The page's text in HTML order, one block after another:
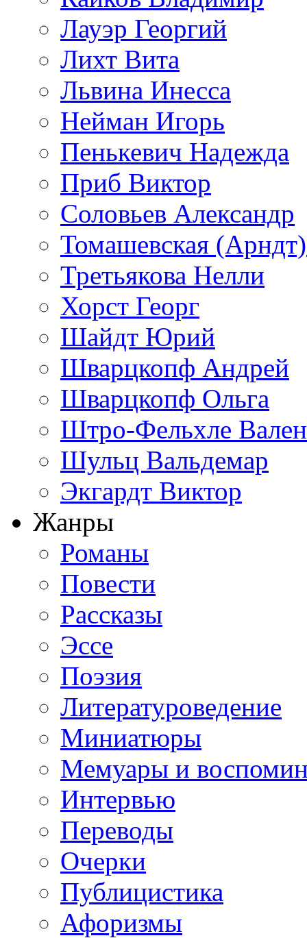
Лауэр Георгий
Лихт Вита
Львина Инесса
Нейман Игорь
Пенькевич Надежда
Приб Виктор
Соловьев Александр
Томашевская
Третьякова Нелли
Хорст Георг
Шайдт Юрий
Шварцкопф Андрей
Шварцкопф Ольга
Штро-Фельхле
Шульц Вальдемар
Экгардт Виктор
Жанры
Романы
Повести
Рассказы
Эссе
Поэзия
Литературоведение
Миниатюры
Мемуары и
Интервью
Переводы
Очерки
Публицистика
Афоризмы